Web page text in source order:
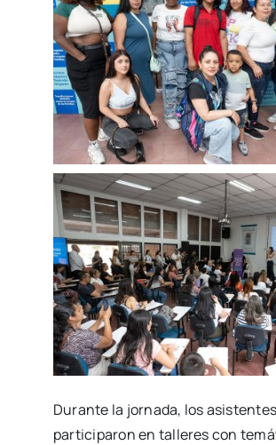
Durante la jornada, los asistentes
participaron en talleres con